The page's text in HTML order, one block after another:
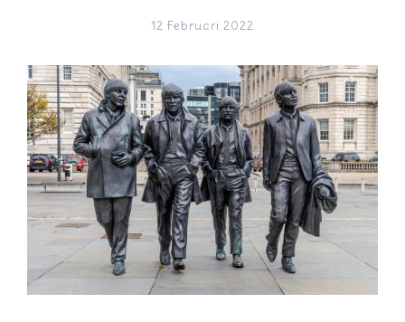
12 Februari 2022